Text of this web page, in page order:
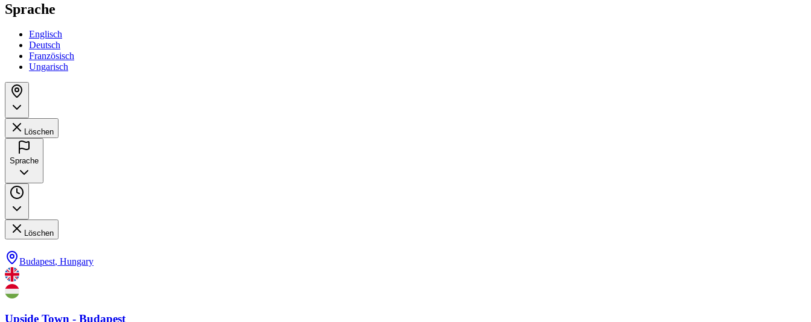
Sprache
Englisch
Deutsch
Französisch
Ungarisch
Löschen
Sprache
Löschen
Budapest, Hungary
Upside Town - Budapest